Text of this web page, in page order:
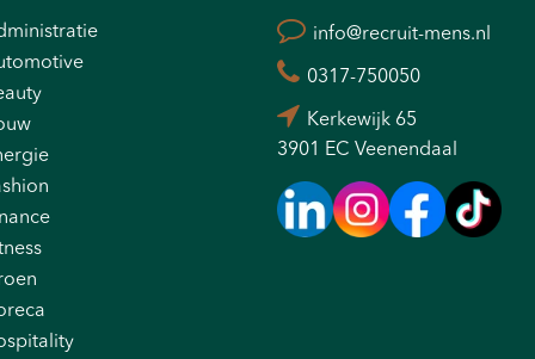
info@recruit-mens.nl
0317-750050
Kerkewijk 65
3901 EC Veenendaal